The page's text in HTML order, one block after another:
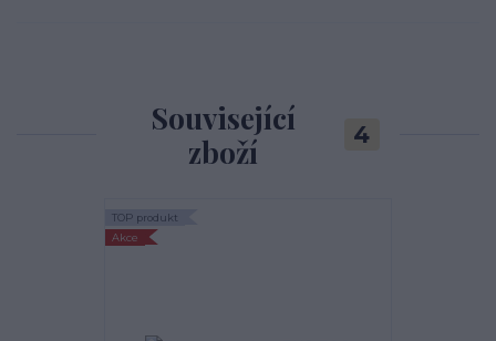
Související
zboží
4
TOP produkt
Akce